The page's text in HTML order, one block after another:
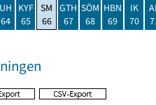
UH
64
KYF
65
SM
66
GTH
67
SÖM
68
HBN
69
IK
70